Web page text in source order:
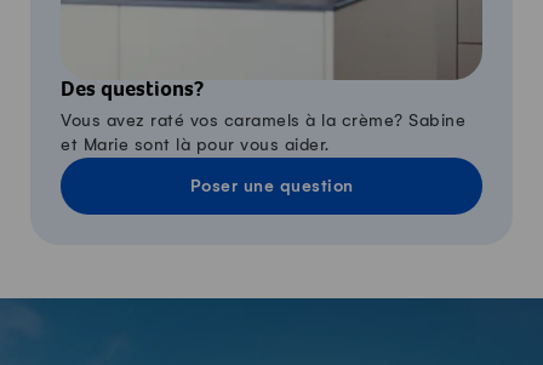
Des questions?
Vous avez raté vos caramels à la crème? Sabine
et Marie sont là pour vous aider.
Poser une question